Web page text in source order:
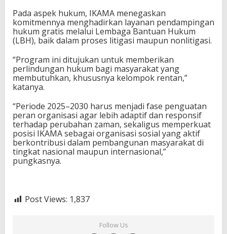
Pada aspek hukum, IKAMA menegaskan
komitmennya menghadirkan layanan pendampingan
hukum gratis melalui Lembaga Bantuan Hukum
(LBH), baik dalam proses litigasi maupun nonlitigasi.
“Program ini ditujukan untuk memberikan
perlindungan hukum bagi masyarakat yang
membutuhkan, khususnya kelompok rentan,”
katanya.
“Periode 2025–2030 harus menjadi fase penguatan
peran organisasi agar lebih adaptif dan responsif
terhadap perubahan zaman, sekaligus memperkuat
posisi IKAMA sebagai organisasi sosial yang aktif
berkontribusi dalam pembangunan masyarakat di
tingkat nasional maupun internasional,”
pungkasnya.
Post Views: 1,837
Follow Us